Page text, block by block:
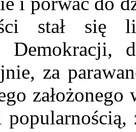
stał się
Demokracji,
za
założonego